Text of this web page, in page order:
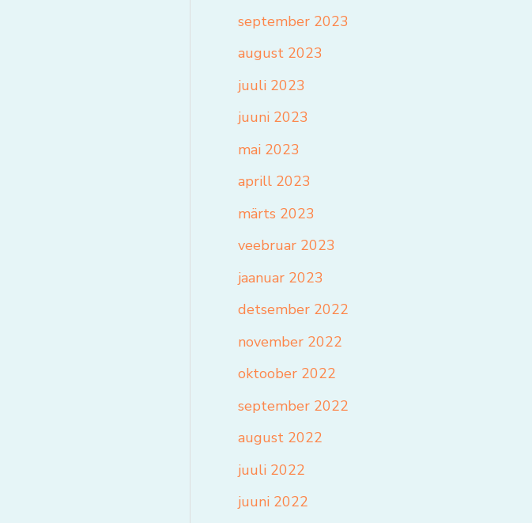
september 2023
august 2023
juuli 2023
juuni 2023
mai 2023
aprill 2023
märts 2023
veebruar 2023
jaanuar 2023
detsember 2022
november 2022
oktoober 2022
september 2022
august 2022
juuli 2022
juuni 2022